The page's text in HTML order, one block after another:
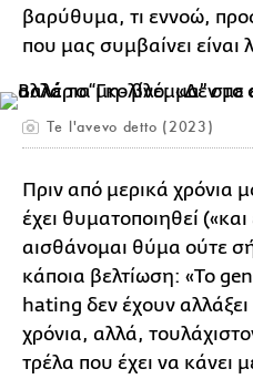
βαρύθυμα, τι εννοώ,
που μας συμβαίνει είναι
Te l'avevo detto (2023)
Πριν από μερικά χρόνια
έχει θυματοποιηθεί
αισθάνομαι θύμα ούτε
κάποια βελτίωση: «Το
hating δεν έχουν αλλάξει
χρόνια, αλλά,
τρέλα που έχει να κάνει